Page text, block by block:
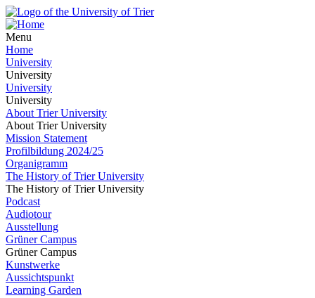
Menu
Home
University
University
University
University
About Trier University
About Trier University
Mission Statement
Profilbildung 2024/25
Organigramm
The History of Trier University
The History of Trier University
Podcast
Audiotour
Ausstellung
Grüner Campus
Grüner Campus
Kunstwerke
Aussichtspunkt
Learning Garden